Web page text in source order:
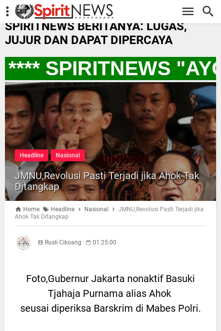
-->
SPIRITNEWS BERITANYA: LUGAS,
JUJUR DAN DAPAT DIPERCAYA
SPIRITNEWS "AYO
Headline Nasional
JMNU,Revolusi Pasti Terjadi jika Ahok Tak
Ditangkap
Home Headline Nasional
JMNU,Revolusi Pasti Terjadi jika
Ahok Tak Ditangkap
Rusli Cikoang 01:25:00
Foto,Gubernur Jakarta nonaktif Basuki
Tjahaja Purnama alias Ahok
seusai diperiksa Barskrim di Mabes Polri.